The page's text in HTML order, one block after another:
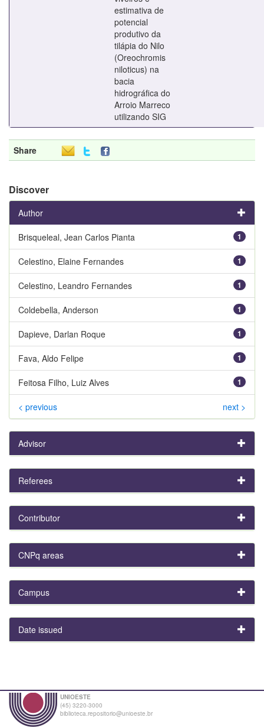
estimativa de
potencial
produtivo da
tilápia do Nilo
(Oreochromis
niloticus) na
bacia
hidrográfica do
Arroio Marreco
utilizando SIG
Share
Discover
Author
1
Brisqueleal, Jean Carlos Pianta
1
Celestino, Elaine Fernandes
1
Celestino, Leandro Fernandes
1
Coldebella, Anderson
1
Dapieve, Darlan Roque
1
Fava, Aldo Felipe
1
Feitosa Filho, Luiz Alves
< previous next >
Advisor
Referees
Contributor
CNPq areas
Campus
Date issued
UNIOESTE
(45) 3220-3000
biblioteca.repositorio@unioeste.br